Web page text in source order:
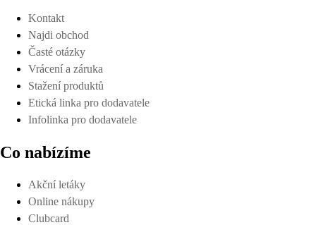
Kontakt
Najdi obchod
Časté otázky
Vrácení a záruka
Stažení produktů
Etická linka pro dodavatele
Infolinka pro dodavatele
Co nabízíme
Akční letáky
Online nákupy
Clubcard